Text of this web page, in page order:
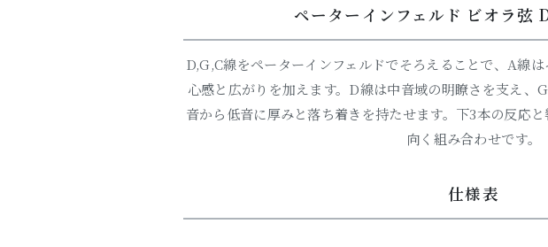
ペーターインフェルド ビオラ弦
D,G,C線をペーターインフェルドでそろえることで、A線
心感と広がりを加えます。D線は中音域の明瞭さを支え、
音から低音に厚みと落ち着きを持たせます。下3本の反応
向く組み合わせです。
仕様表